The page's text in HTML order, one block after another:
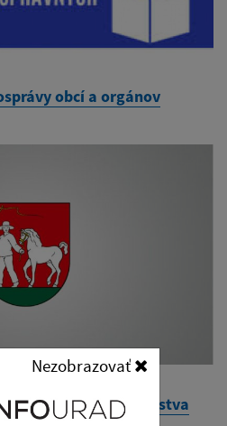
Nezobrazovať
obcí a orgánov
obecného zastupiteľstva